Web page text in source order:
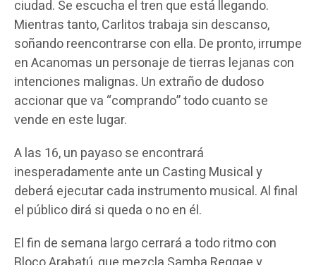
ciudad. Se escucha el tren que está llegando.
Mientras tanto, Carlitos trabaja sin descanso,
soñando reencontrarse con ella. De pronto, irrumpe
en Acanomas un personaje de tierras lejanas con
intenciones malignas. Un extraño de dudoso
accionar que va “comprando” todo cuanto se
vende en este lugar.
A las 16, un payaso se encontrará
inesperadamente ante un Casting Musical y
deberá ejecutar cada instrumento musical. Al final
el público dirá si queda o no en él.
El fin de semana largo cerrará a todo ritmo con